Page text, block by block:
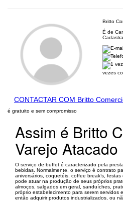
Britto
É de
vezes
CONTACTAR COM Britto
é gratuito e sem compromisso
Assim é Britto
Varejo
O serviço de buffet é caracterizado pela
bebidas. Normalmente, o serviço é contrato
aniversários, coquetéis, coffee break’s,
pode atuar na produção de seus próprios
almoços, salgados em geral, sanduíches,
próprio estabelecimento para serem servidos
então adquirir produtos industrializados, ou